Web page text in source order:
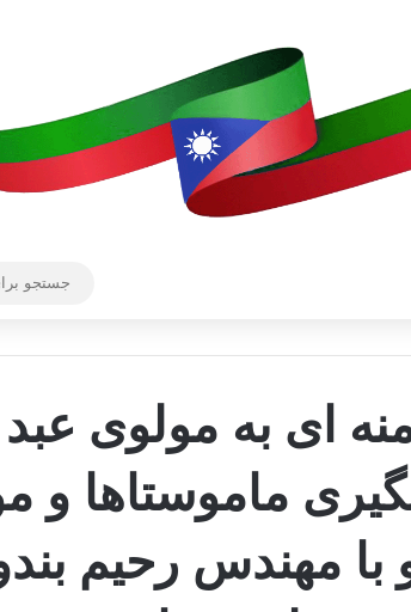
ای به مولوی عبد
ماموستاها و
با مهندس رحیم